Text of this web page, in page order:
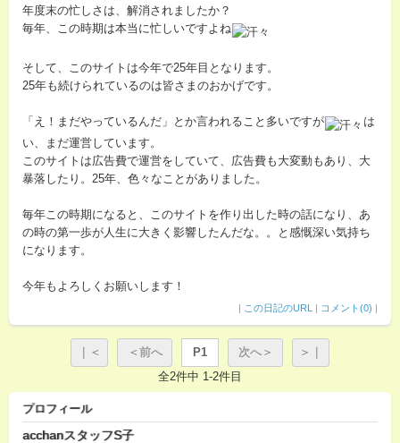
年度末の忙しさは、解消されましたか？
毎年、この時期は本当に忙しいですよね
そして、このサイトは今年で25年目となります。
25年も続けられているのは皆さまのおかげです。
「え！まだやっているんだ」とか言われること多いですが
は
い、まだ運営しています。
このサイトは広告費で運営をしていて、広告費も大変動もあり、大
暴落したり。25年、色々なことがありました。
毎年この時期になると、このサイトを作り出した時の話になり、あ
の時の第一歩が人生に大きく影響したんだな。。と感慨深い気持ち
になります。
今年もよろしくお願いします！
| この日記のURL | コメント(0) |
｜＜ ＜前へ P1 次へ＞
＞｜
全2件中 1-2件目
プロフィール
acchanスタッフS子